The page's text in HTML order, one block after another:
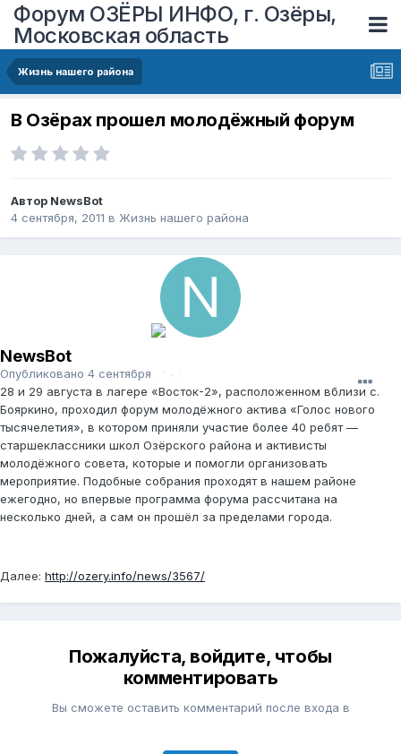
Форум ОЗЁРЫ ИНФО, г. Озёры,
Московская область
Жизнь нашего района
В Озёрах прошел молодёжный форум
Автор NewsBot
4 сентября, 2011 в Жизнь нашего района
NewsBot
Опубликовано 4 сентября, 2011
28 и 29 августа в лагере «Восток-2», расположенном вблизи с.
Бояркино, проходил форум молодёжного актива «Голос нового
тысячелетия», в котором приняли участие более 40 ребят —
старшеклассники школ Озёрского района и активисты
молодёжного совета, которые и помогли организовать
мероприятие. Подобные собрания проходят в нашем районе
ежегодно, но впервые программа форума рассчитана на
несколько дней, а сам он прошёл за пределами города.
Далее: http://ozery.info/news/3567/
Пожалуйста, войдите, чтобы
комментировать
Вы сможете оставить комментарий после входа в